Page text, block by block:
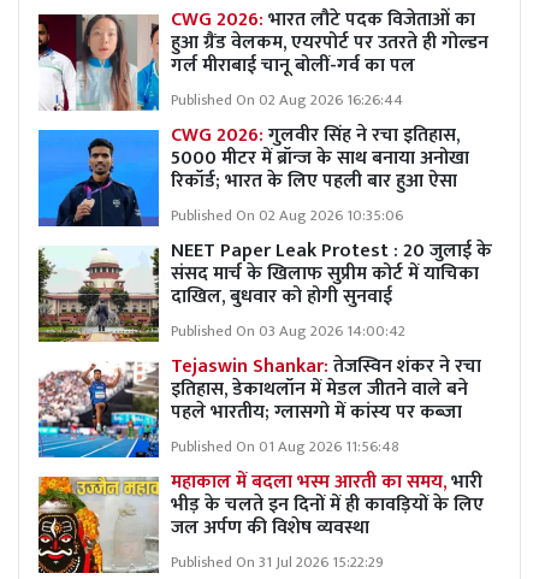
CWG 2026:भारत लौटे पदक विजेताओं का
हुआ ग्रैंड वेलकम, एयरपोर्ट पर उतरते ही गोल्डन
गर्ल मीराबाई चानू बोलीं-गर्व का पल
Published On 02 Aug 2026 16:26:44
CWG 2026:गुलवीर सिंह ने रचा इतिहास,
5000 मीटर में ब्रॉन्ज के साथ बनाया अनोखा
रिकॉर्ड; भारत के लिए पहली बार हुआ ऐसा
Published On 02 Aug 2026 10:35:06
NEET Paper Leak Protest : 20 जुलाई के
संसद मार्च के खिलाफ सुप्रीम कोर्ट में याचिका
दाखिल, बुधवार को होगी सुनवाई
Published On 03 Aug 2026 14:00:42
Tejaswin Shankar:तेजस्विन शंकर ने रचा
इतिहास, डेकाथलॉन में मेडल जीतने वाले बने
पहले भारतीय; ग्लासगो में कांस्य पर कब्जा
Published On 01 Aug 2026 11:56:48
महाकाल में बदला भस्म आरती का समय,भारी
भीड़ के चलते इन दिनों में ही कावड़ियों के लिए
जल अर्पण की विशेष व्यवस्था
Published On 31 Jul 2026 15:22:29